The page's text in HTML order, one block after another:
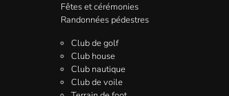
Fêtes et cérémonies
Randonnées pédestres
Club de golf
Club house
Club nautique
Club de voile